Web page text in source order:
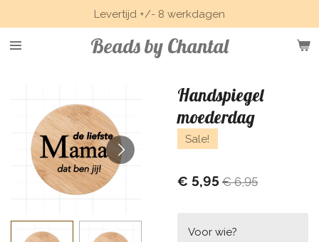
direct
naar
Beads by Chantal
Levertijd +/- 8 werkdagen
Handspiegel
moederdag
Sale!
€ 5,95 € 6,95
Voor wie?